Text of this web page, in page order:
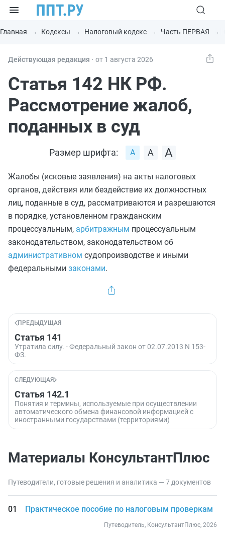
Главная Кодексы Налоговый кодекс Часть ПЕРВАЯ
Действующая редакция ⸱ от 1 августа 2026
Статья 142 НК РФ.
Рассмотрение жалоб,
поданных в суд
Размер шрифта:
Жалобы (исковые заявления) на акты налоговых
органов, действия или бездействие их должностных
лиц, поданные в суд, рассматриваются и разрешаются
в порядке, установленном гражданским
процессуальным, арбитражным процессуальным
законодательством, законодательством об
административном судопроизводстве и иными
федеральными законами.
ПРЕДЫДУЩАЯ
Статья 141
Утратила силу. - Федеральный закон от 02.07.2013 N 153-
ФЗ.
СЛЕДУЮЩАЯ
Статья 142.1
Понятия и термины, используемые при осуществлении
автоматического обмена финансовой информацией с
иностранными государствами (территориями)
Материалы КонсультантПлюс
Путеводители, готовые решения и аналитика — 7 документов
Практическое пособие по налоговым проверкам
Путеводитель, КонсультантПлюс, 2026